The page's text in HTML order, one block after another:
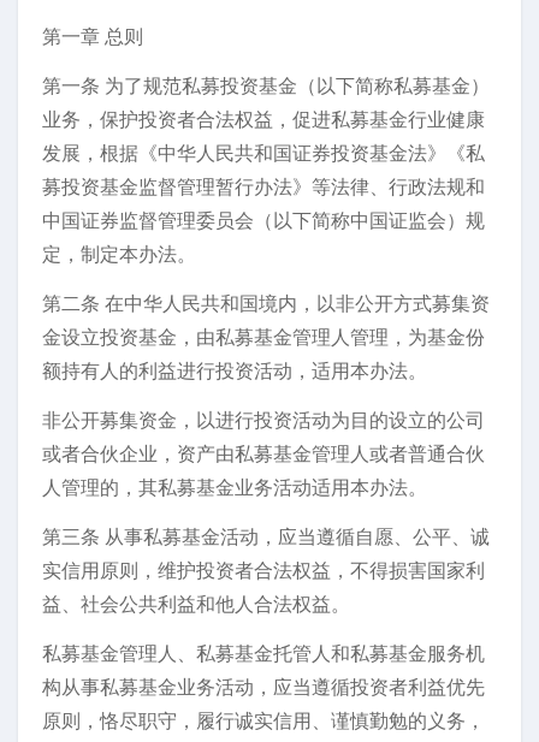
第一章 总则
第一条 为了规范私募投资基金（以下简称私募基金）
业务，保护投资者合法权益，促进私募基金行业健康
发展，根据《中华人民共和国证券投资基金法》《私
募投资基金监督管理暂行办法》等法律、行政法规和
中国证券监督管理委员会（以下简称中国证监会）规
定，制定本办法。
第二条 在中华人民共和国境内，以非公开方式募集资
金设立投资基金，由私募基金管理人管理，为基金份
额持有人的利益进行投资活动，适用本办法。
非公开募集资金，以进行投资活动为目的设立的公司
或者合伙企业，资产由私募基金管理人或者普通合伙
人管理的，其私募基金业务活动适用本办法。
第三条 从事私募基金活动，应当遵循自愿、公平、诚
实信用原则，维护投资者合法权益，不得损害国家利
益、社会公共利益和他人合法权益。
私募基金管理人、私募基金托管人和私募基金服务机
构从事私募基金业务活动，应当遵循投资者利益优先
原则，恪尽职守，履行诚实信用、谨慎勤勉的义务，